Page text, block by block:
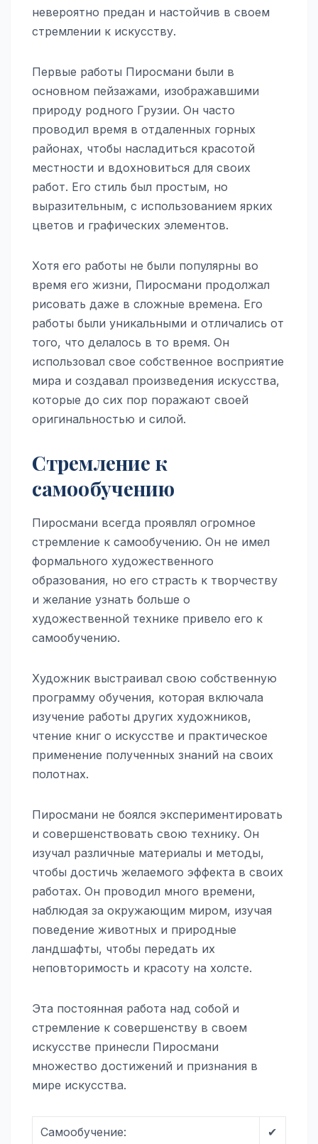
невероятно предан и настойчив в своем
стремлении к искусству.
Первые работы Пиросмани были в
основном пейзажами, изображавшими
природу родного Грузии. Он часто
проводил время в отдаленных горных
районах, чтобы насладиться красотой
местности и вдохновиться для своих
работ. Его стиль был простым, но
выразительным, с использованием ярких
цветов и графических элементов.
Хотя его работы не были популярны во
время его жизни, Пиросмани продолжал
рисовать даже в сложные времена. Его
работы были уникальными и отличались от
того, что делалось в то время. Он
использовал свое собственное восприятие
мира и создавал произведения искусства,
которые до сих пор поражают своей
оригинальностью и силой.
Стремление к
самообучению
Пиросмани всегда проявлял огромное
стремление к самообучению. Он не имел
формального художественного
образования, но его страсть к творчеству
и желание узнать больше о
художественной технике привело его к
самообучению.
Художник выстраивал свою собственную
программу обучения, которая включала
изучение работы других художников,
чтение книг о искусстве и практическое
применение полученных знаний на своих
полотнах.
Пиросмани не боялся экспериментировать
и совершенствовать свою технику. Он
изучал различные материалы и методы,
чтобы достичь желаемого эффекта в своих
работах. Он проводил много времени,
наблюдая за окружающим миром, изучая
поведение животных и природные
ландшафты, чтобы передать их
неповторимость и красоту на холсте.
Эта постоянная работа над собой и
стремление к совершенству в своем
искусстве принесли Пиросмани
множество достижений и признания в
мире искусства.
Самообучение: ✔